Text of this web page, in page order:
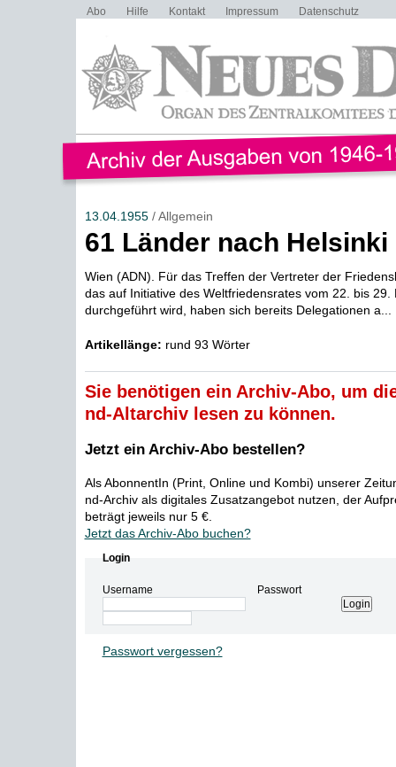
Abo Hilfe Kontakt Impressum Datenschutz
13.04.1955/ Allgemein
61 Länder nach Helsinki
Wien (ADN). Für das Treffen der Vertreter der
das auf Initiative des Weltfriedensrates vom 22. bis 29.
durchgeführt wird, haben sich bereits Delegationen a...
Artikellänge: rund 93 Wörter
Sie benötigen ein Archiv-Abo, um
nd-Altarchiv lesen zu können.
Jetzt ein Archiv-Abo bestellen?
Als AbonnentIn (Print, Online und Kombi) unserer
nd-Archiv als digitales Zusatzangebot nutzen, der
beträgt jeweils nur 5 €.
Jetzt das Archiv-Abo buchen?
Login
Username Passwort
Passwort vergessen?